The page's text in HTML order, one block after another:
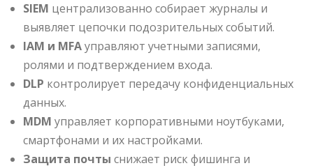
SIEM централизованно собирает журналы и
выявляет цепочки подозрительных событий.
IAM и MFAуправляют учетными записями,
ролями и подтверждением входа.
DLP контролирует передачу конфиденциальных
данных.
MDM управляет корпоративными ноутбуками,
смартфонами и их настройками.
Защита почты снижает риск фишинга и